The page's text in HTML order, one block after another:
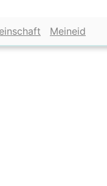
Meineid